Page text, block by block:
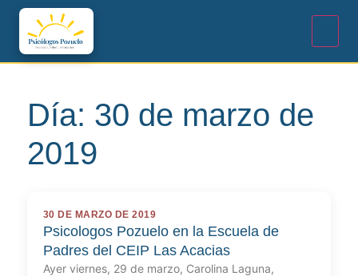
Día: 30 de marzo de
2019
30 DE MARZO DE 2019
Psicologos Pozuelo en la Escuela de
Padres del CEIP Las Acacias
Ayer viernes, 29 de marzo, Carolina Laguna,